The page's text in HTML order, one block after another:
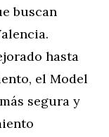
buscan
hasta
el Model
segura y